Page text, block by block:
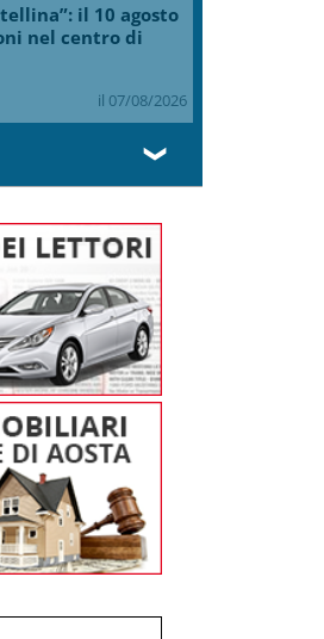
il 10 agosto
nel centro di
il 07/08/2026
❯